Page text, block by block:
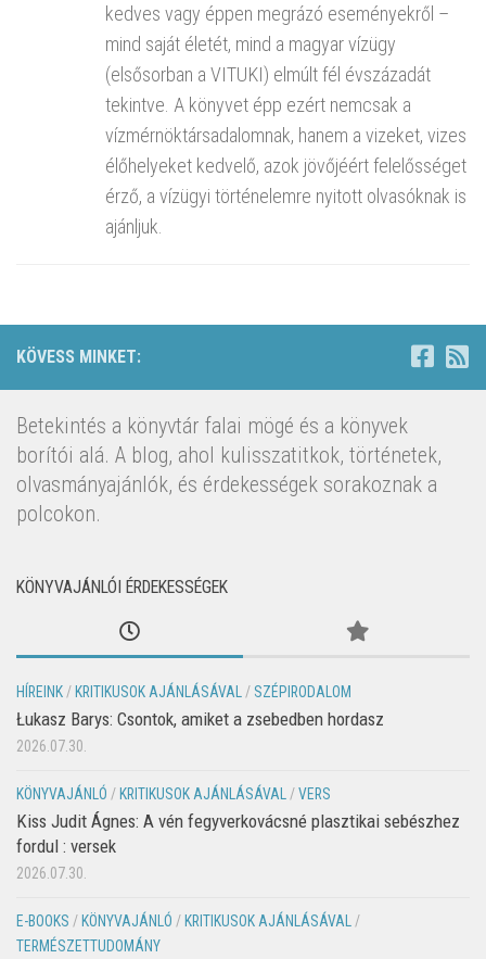
kedves vagy éppen megrázó eseményekről –
mind saját életét, mind a magyar vízügy
(elsősorban a VITUKI) elmúlt fél évszázadát
tekintve. A könyvet épp ezért nemcsak a
vízmérnöktársadalomnak, hanem a vizeket, vizes
élőhelyeket kedvelő, azok jövőjéért felelősséget
érző, a vízügyi történelemre nyitott olvasóknak is
ajánljuk.
KÖVESS MINKET:
Betekintés a könyvtár falai mögé és a könyvek
borítói alá. A blog, ahol kulisszatitkok, történetek,
olvasmányajánlók, és érdekességek sorakoznak a
polcokon.
KÖNYVAJÁNLÓI ÉRDEKESSÉGEK
HÍREINK / KRITIKUSOK AJÁNLÁSÁVAL / SZÉPIRODALOM
Łukasz Barys: Csontok, amiket a zsebedben hordasz
2026.07.30.
KÖNYVAJÁNLÓ / KRITIKUSOK AJÁNLÁSÁVAL /VERS
Kiss Judit Ágnes: A vén fegyverkovácsné plasztikai sebészhez
fordul : versek
2026.07.30.
E-BOOKS / KÖNYVAJÁNLÓ / KRITIKUSOK AJÁNLÁSÁVAL
/
TERMÉSZETTUDOMÁNY